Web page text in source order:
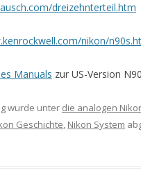
dreizehnterteil.htm
nikon/
Manuals zur US-Version N90
wurde unter die analogen
Geschichte, Nikon System